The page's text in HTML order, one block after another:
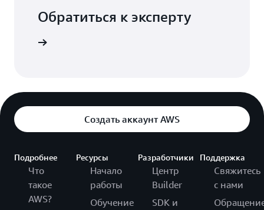
Обратиться к эксперту
Создать аккаунт AWS
Подробнее
Что
такое
AWS?
Ресурсы
Начало
работы
Обучение
Разработчики
Центр
Builder
SDK и
Поддержка
Свяжитесь
с нами